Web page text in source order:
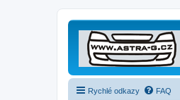
Rychlé odkazy FAQ